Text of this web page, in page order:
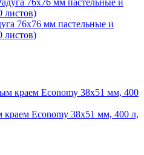
76х76 мм пастельные и
листов)
краем Economy 38x51 мм, 400 л,